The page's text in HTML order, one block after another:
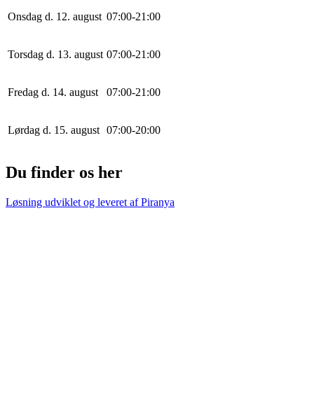
Onsdag d. 12. august 07:00-21 :00
Torsdag d. 13. august 07:00-21 :00
Fredag d. 14. august 07:00-21 :00
Lørdag d. 15. august 07:00-20:00
Du finder os her
Løsning udviklet og leveret afPiranya